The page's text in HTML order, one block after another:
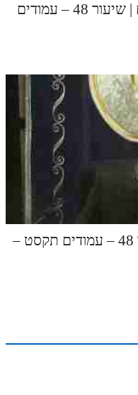
הדף היומי בתע"ס חלק ז' |סיכום | שיעור 48 – עמודים
הדף היומי בתע"ס חלק ז' שיעור 48 – עמודים תקסט –